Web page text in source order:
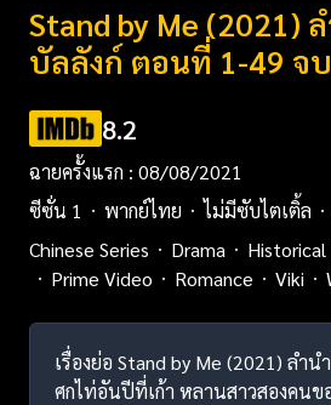
Stand by Me (2021)
บัลลังก์ ตอนที่ 1-49 จ
8.2
ฉายครั้งแรก : 08/08/2021
ซีซั่น 1
พากย์ไทย ไม่มีซับไตเติ้ล
Chinese Series
Drama Historical
Prime Video
Romance Viki
เรื่องย่อ Stand by Me (2021) ลำน
ศกไท่อันปีที่เก้า หลานสาวสองคนข